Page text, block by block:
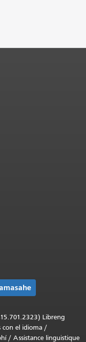
Libreng
con el idioma /
/ Assistance linguistique